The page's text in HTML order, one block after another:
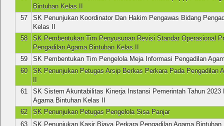
Bintuhan Kelas II
57
SK Penunjukan Koordinator Dan Hakim Pengawas Bidang
Kelas II
58
SK Pembentukan Tim Penyusunan Revisi Standar Operasional
Pengadilan Agama Bintuhan Kelas II
59
SK Pembentukan Tim Pengelola Meja Informasi Pengadilan
60
SK Penunjukan Petugas Arsip Berkas Perkara Pada Pengadilan
II
61
SK Sistem Akuntabilitas Kinerja Instansi Pemerintah Tahun 2023
Agama Bintuhan Kelas II
62
SK Penunjukan Petugas Pengelola Sisa Panjar
63
SK Penunjukan Kasir Biaya Perkara Pengadilan Agama Bintuhan